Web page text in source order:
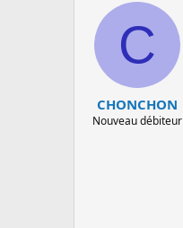
C
CHONCHON
Nouveau débiteur